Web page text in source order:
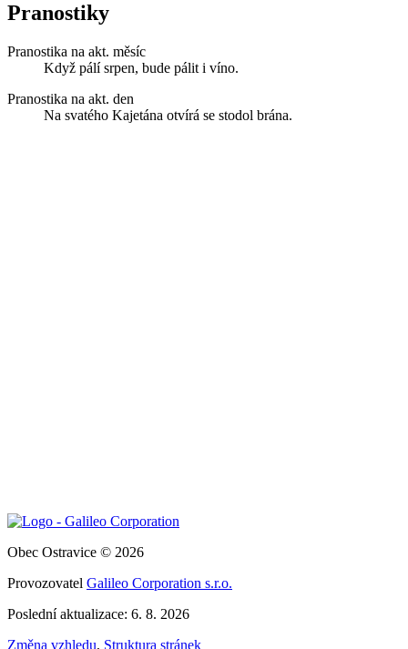
Pranostiky
Pranostika na akt. měsíc
Když pálí srpen, bude pálit i víno.
Pranostika na akt. den
Na svatého Kajetána otvírá se stodol brána.
Obec Ostravice © 2026
Provozovatel Galileo Corporation s.r.o.
Poslední aktualizace: 6. 8. 2026
Změna vzhledu, Struktura stránek